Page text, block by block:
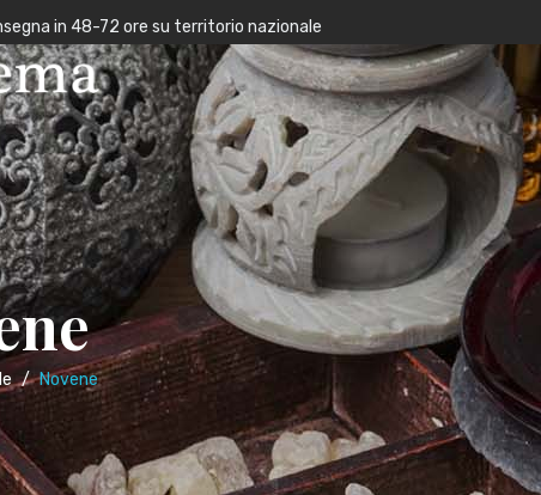
Nessun prodotto nel carrello.
/ Novene
in 48-72 ore su territorio nazionale